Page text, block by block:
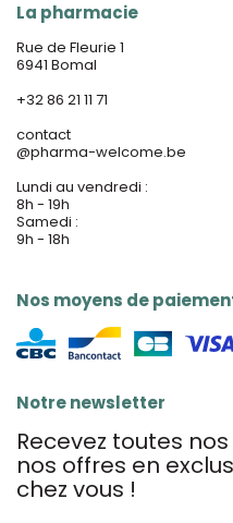
La pharmacie
Rue de Fleurie 1
6941 Bomal
+32 86 21 11 71
contact
@pharma-welcome.be
Lundi au vendredi :
8h - 19h
Samedi :
9h - 18h
Nos moyens de
Notre newsletter
Recevez toutes
nos offres en
chez vous !